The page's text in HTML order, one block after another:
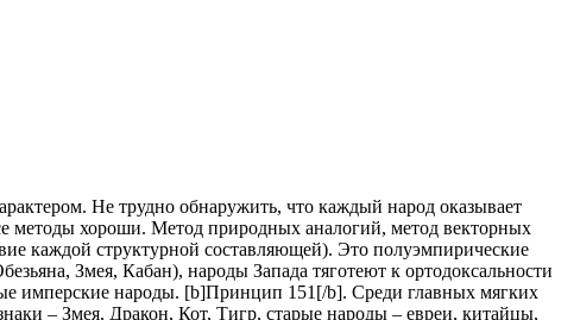
Не трудно обнаружить, что каждый народ оказывает
методы хороши. Метод природных аналогий, метод векторных
каждой структурной составляющей). Это полуэмпирические
Змея, Кабан), народы Запада тяготеют к ортодоксальности
имперские народы. [b]Принцип 151[/b]. Среди главных мягких
– Змея, Дракон, Кот, Тигр, старые народы – евреи, китайцы,